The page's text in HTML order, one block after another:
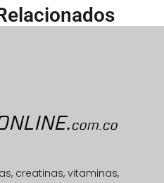
creatinas, vitaminas,